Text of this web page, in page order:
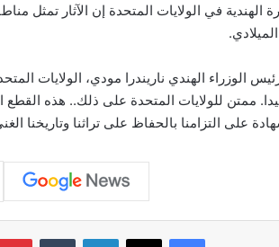
الهندية في الولايات المتحدة إن الآثار تمثل
ممتن للولايات المتحدة على ذلك.. هذه القطع
على التزامنا بالحفاظ على تراثنا وتاريخنا
فيسبوك ‫X لينكدإن ‏Tumblr